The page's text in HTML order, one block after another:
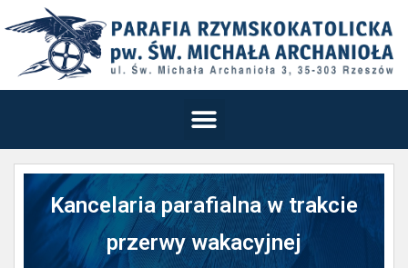
Kancelaria parafialna w trakcie
przerwy wakacyjnej